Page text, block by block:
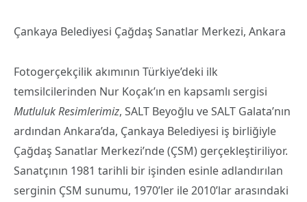
Çankaya Belediyesi Çağdaş Sanatlar Merkezi, Ankara
Fotogerçekçilik akımının Türkiye’deki ilk
temsilcilerinden Nur Koçak’ın en kapsamlı sergisi
Mutluluk Resimlerimiz, SALT Beyoğlu ve SALT Galata’nın
ardından Ankara’da, Çankaya Belediyesi iş birliğiyle
Çağdaş Sanatlar Merkezi’nde (ÇSM) gerçekleştiriliyor.
Sanatçının 1981 tarihli bir işinden esinle adlandırılan
serginin ÇSM sunumu, 1970’ler ile 2010’lar arasındaki